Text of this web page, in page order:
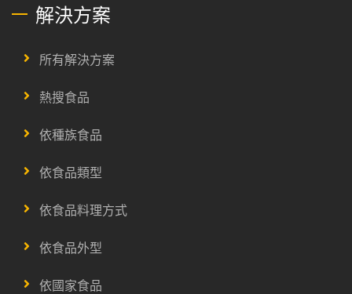
解決方案
所有解決方案
熱搜食品
依種族食品
依食品類型
依食品料理方式
依食品外型
依國家食品